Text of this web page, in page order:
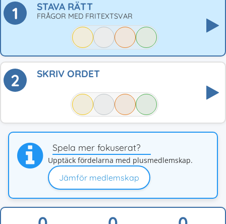
1 STAVA RÄTT
FRÅGOR MED FRITEXTSVAR
2 SKRIV ORDET
Spela mer fokuserat?
Upptäck fördelarna med plusmedlemskap.
Jämför medlemskap